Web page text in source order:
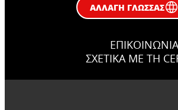
ΑΛΛΑΓΉ ΓΛΏΣΣΑΣ
ΕΠΙΚΟΙΝΩΝΊΑ
ΣΧΕΤΙΚΆ ΜΕ ΤΗ